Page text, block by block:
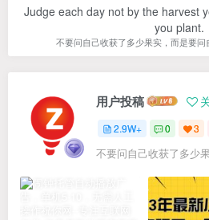
Judge each day not by the harvest
you plant.
不要问自己收获了多少果实，而是要
用户投稿
2.9W+ 0 3